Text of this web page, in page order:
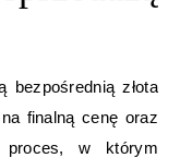
bezpośrednią złota
finalną cenę oraz
proces, w którym